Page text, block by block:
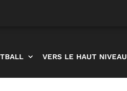
VERS LE HAUT NIVEAU